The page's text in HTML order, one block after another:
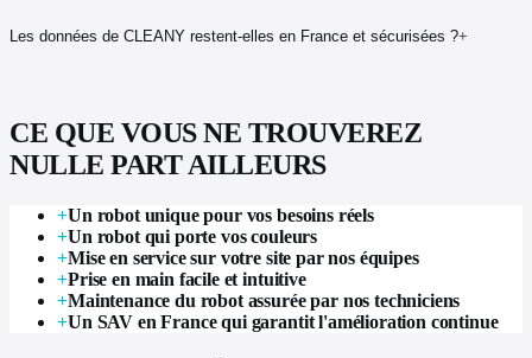
Les données de CLEANY restent-elles en France et sécurisées ?+
CE QUE VOUS NE TROUVEREZ
NULLE PART AILLEURS
+Un robot unique pour vos besoins réels
+Un robot qui porte vos couleurs
+Mise en service sur votre site par nos équipes
+Prise en main facile et intuitive
+Maintenance du robot assurée par nos techniciens
+Un SAV en France qui garantit l'amélioration continue